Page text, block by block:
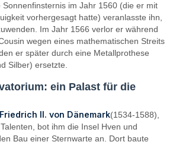
im Jahr 1560 (die er mit
vorhergesagt hatte) veranlasste ihn,
Im Jahr 1566 verlor er während
wegen eines mathematischen Streits
er später durch eine Metallprothese
Silber) ersetzte.
ein Palast für die
Friedrich II. von Dänemark(1534-1588),
bot ihm die Insel Hven und
Bau einer Sternwarte an. Dort baute